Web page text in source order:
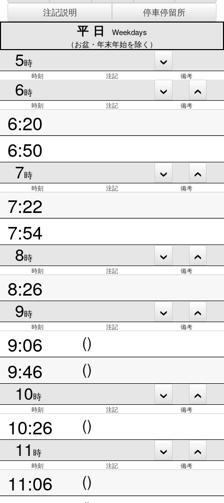
注記説明
停車停留所
平日
Weekdays
（お盆・年末年始を除く）
5時
時刻 注記 備考
6時
時刻 注記 備考
6:20
6:50
7時
時刻 注記 備考
7:22
7:54
8時
時刻 注記 備考
8:26
9時
時刻 注記 備考
9:06 ()
9:46 ()
10時
時刻 注記 備考
10:26 ()
11 時
時刻 注記 備考
11:06 ()